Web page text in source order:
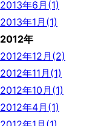
2013年6月(1)
2013年1月(1)
2012年
2012年12月(2)
2012年11月(1)
2012年10月(1)
2012年4月(1)